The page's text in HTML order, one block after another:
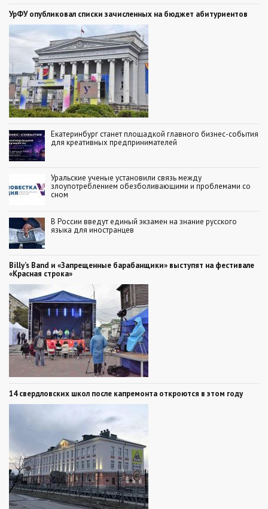
УрФУ опубликовал списки зачисленных на бюджет абитуриентов
Екатеринбург станет площадкой главного бизнес-события
для креативных предпринимателей
Уральские ученые установили связь между
злоупотреблением обезболивающими и проблемами со
сном
В России введут единый экзамен на знание русского
языка для иностранцев
Billy’s Band и «Запрещенные барабанщики» выступят на фестивале
«Красная строка»
14 свердловских школ после капремонта откроются в этом году